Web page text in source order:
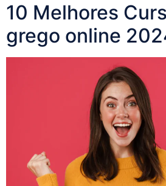
10 Melhores
grego online